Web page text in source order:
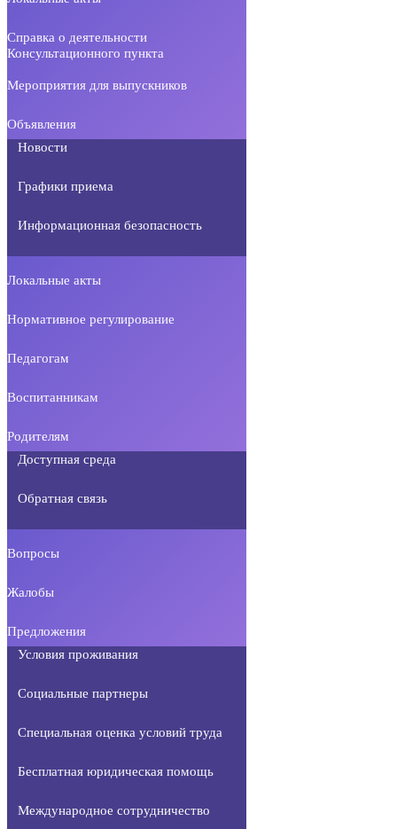
Справка о деятельности
Консультационного пункта
Мероприятия для выпускников
Объявления
Новости
Графики приема
Информационная безопасность
Локальные акты
Нормативное регулирование
Педагогам
Воспитанникам
Родителям
Доступная среда
Обратная связь
Вопросы
Жалобы
Предложения
Условия проживания
Социальные партнеры
Специальная оценка условий труда
Бесплатная юридическая помощь
Международное сотрудничество